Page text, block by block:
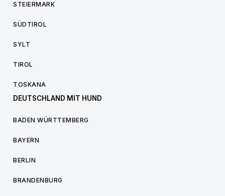
STEIERMARK
SÜDTIROL
SYLT
TIROL
TOSKANA
DEUTSCHLAND MIT HUND
BADEN WÜRTTEMBERG
BAYERN
BERLIN
BRANDENBURG